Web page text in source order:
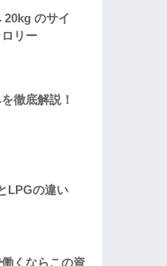
20kg のサイ
リー
徹底解説！
LPGの違い
くならこの資